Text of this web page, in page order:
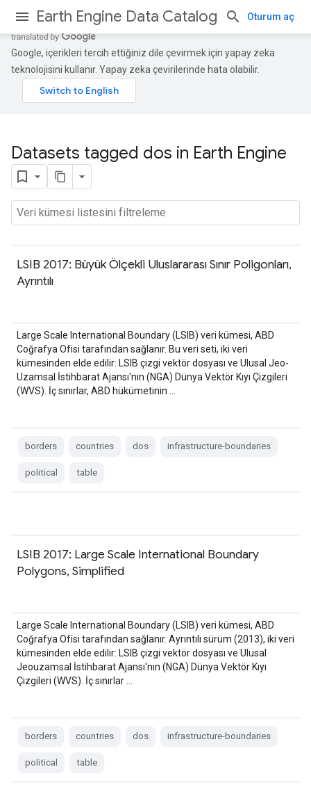
Earth Engine Data Catalog Oturum aç
Google, içerikleri tercih ettiğiniz dile çevirmek için yapay zeka
teknolojisini kullanır. Yapay zeka çevirilerinde hata olabilir.
Datasets tagged dos in Earth Engine
LSIB 2017: Büyük Ölçekli Uluslararası Sınır Poligonları,
Ayrıntılı
Large Scale International Boundary (LSIB) veri kümesi, ABD
Coğrafya Ofisi tarafından sağlanır. Bu veri seti, iki veri
kümesinden elde edilir: LSIB çizgi vektör dosyası ve Ulusal Jeo-
Uzamsal İstihbarat Ajansı'nın (NGA) Dünya Vektör Kıyı Çizgileri
(WVS). İç sınırlar, ABD hükümetinin …
borders countries dos infrastructure-boundaries
political table
LSIB 2017: Large Scale International Boundary
Polygons, Simplified
Large Scale International Boundary (LSIB) veri kümesi, ABD
Coğrafya Ofisi tarafından sağlanır. Ayrıntılı sürüm (2013), iki veri
kümesinden elde edilir: LSIB çizgi vektör dosyası ve Ulusal
Jeouzamsal İstihbarat Ajansı'nın (NGA) Dünya Vektör Kıyı
Çizgileri (WVS). İç sınırlar …
borders countries dos infrastructure-boundaries
political table